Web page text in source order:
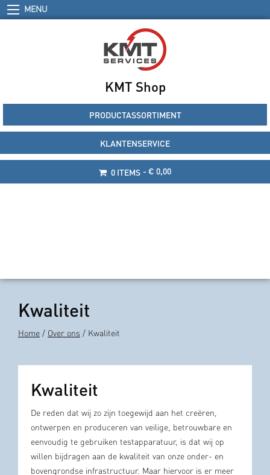
MENU
KMT Shop
PRODUCTASSORTIMENT
KLANTENSERVICE
0 ITEMS € 0,00
Kwaliteit
Home / Over ons / Kwaliteit
Kwaliteit
De reden dat wij zo zijn toegewijd aan het creëren,
ontwerpen en produceren van veilige, betrouwbare en
eenvoudig te gebruiken testapparatuur, is dat wij op
willen bijdragen aan de kwaliteit van onze onder- en
bovengrondse infrastructuur. Maar hiervoor is er meer